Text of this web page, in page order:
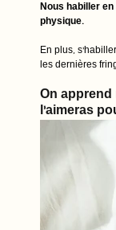
Nous habiller
physique.
En plus,
les dernières
On apprend
l'aimeras